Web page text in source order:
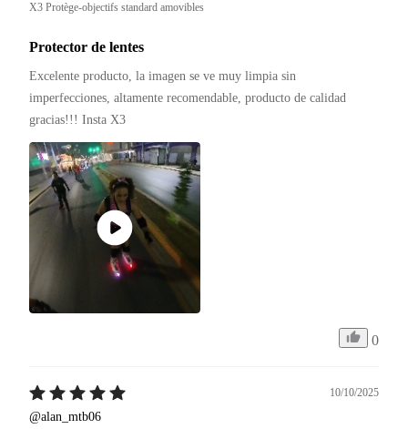
X3 Protège-objectifs standard amovibles
Protector de lentes
Excelente producto, la imagen se ve muy limpia sin
imperfecciones, altamente recomendable, producto de calidad
gracias!!! Insta X3
0
10/10/2025
@alan_mtb06